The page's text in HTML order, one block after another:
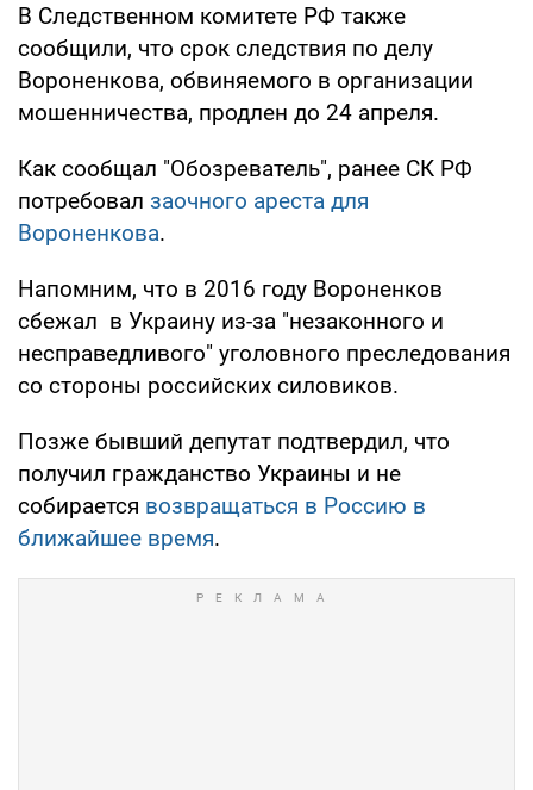
В Следственном комитете РФ также
сообщили, что срок следствия по делу
Вороненкова, обвиняемого в организации
мошенничества, продлен до 24 апреля.
Как сообщал "Обозреватель", ранее СК РФ
потребовал заочного ареста для
Вороненкова.
Напомним, что в 2016 году Вороненков
сбежал в Украину из-за "незаконного и
несправедливого" уголовного преследования
со стороны российских силовиков.
Позже бывший депутат подтвердил, что
получил гражданство Украины и не
собирается возвращаться в Россию в
ближайшее время.